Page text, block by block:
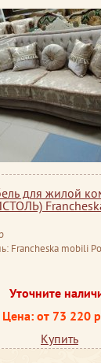
для жилой
Francheska mobili
Уточните
Цена: от 73 220
Купить